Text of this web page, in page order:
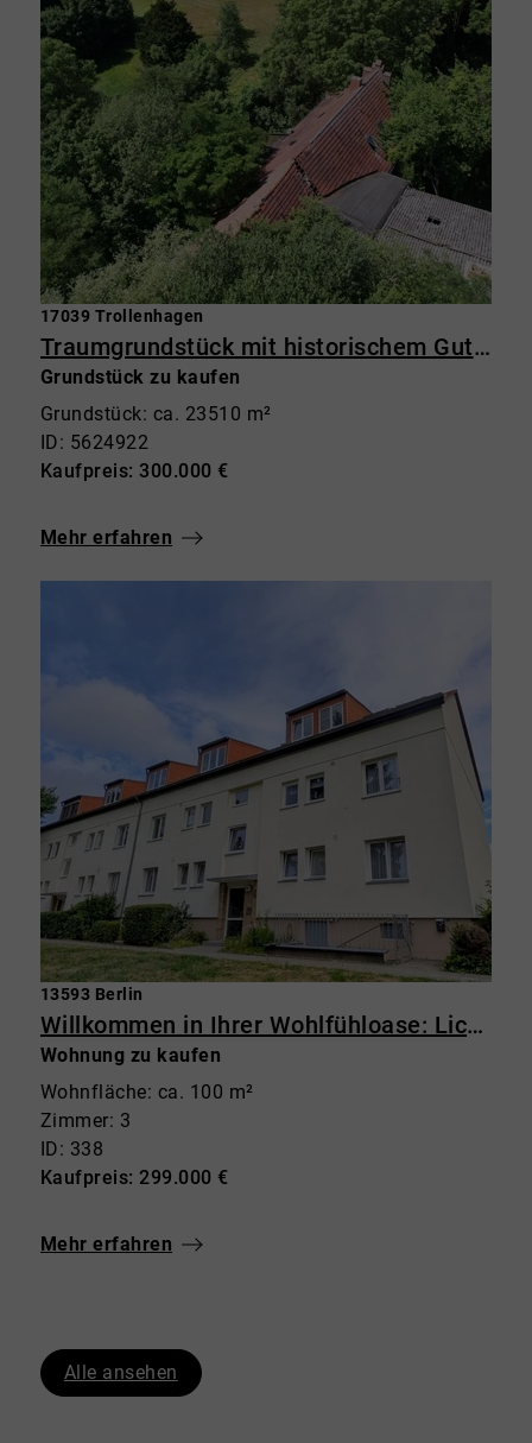
17039 Trollenhagen
Traumgrundstück mit historischem Gutshaus – 23.500 m² Grundstück mit Potenzial in Trollenhagen
Grundstück zu kaufen
Grundstück: ca. 23510 m²
ID: 5624922
Kaufpreis: 300.000 €
Mehr erfahren
13593 Berlin
Willkommen in Ihrer Wohlfühloase: Lichtdurchflutete 3-Zimmer-Wohnung im Grünen mit Balkon
Wohnung zu kaufen
Wohnfläche: ca. 100 m²
Zimmer: 3
ID: 338
Kaufpreis: 299.000 €
Mehr erfahren
Alle ansehen